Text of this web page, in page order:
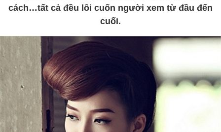
cách…tất cả đều lôi cuốn người xem từ đầu đến
cuối.